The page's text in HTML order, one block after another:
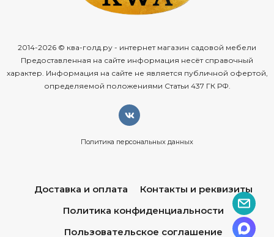
2014-2026 © ква-голд.ру - интернет магазин садовой мебели
Предоставленная на сайте информация несёт справочный
характер. Информация на сайте не является публичной офертой,
определяемой положениями Статьи 437 ГК РФ.
Политика персональных данных
Доставка и оплата
Контакты и реквизиты
Политика конфиденциальности
Пользовательское соглашение